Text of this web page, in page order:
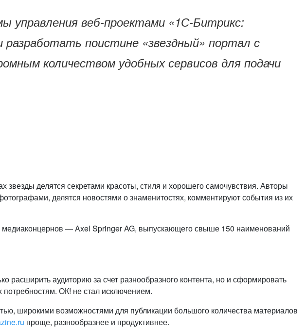
управления веб-проектами «1С-Битрикс:
разработать поистине «звездный» портал с
количеством удобных сервисов для подачи
делятся секретами красоты, стиля и хорошего самочувствия. Авторы
делятся новостями о знаменитостях, комментируют события из их
медиаконцернов — Axel Springer AG, выпускающего свыше 150 наименований
расширить аудиторию за счет разнообразного контента, но и сформировать
ОК! не стал исключением.
широкими возможностями для публикации большого количества материалов
проще, разнообразнее и продуктивнее.